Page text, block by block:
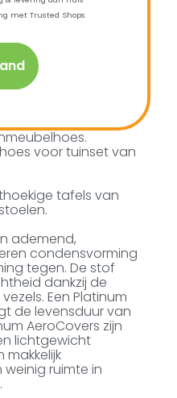
met Trusted Shops
voor tuinset van
tafels van
ademend,
condensvorming
tegen. De stof
dankzij de
Een Platinum
de levensduur van
AeroCovers zijn
lichtgewicht
makkelijk
ruimte in